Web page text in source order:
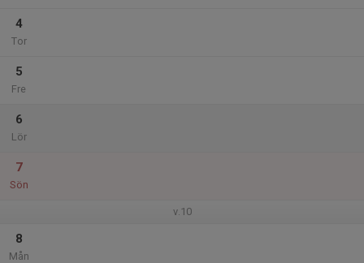
4
Tor
5
Fre
6
Lör
7
Sön
v.10
8
Mån